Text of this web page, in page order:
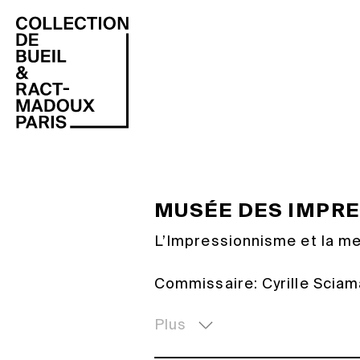
MUSÉE DES
L’Impressionnisme et la
Commissaire: Cyrille
Si le sujet de la